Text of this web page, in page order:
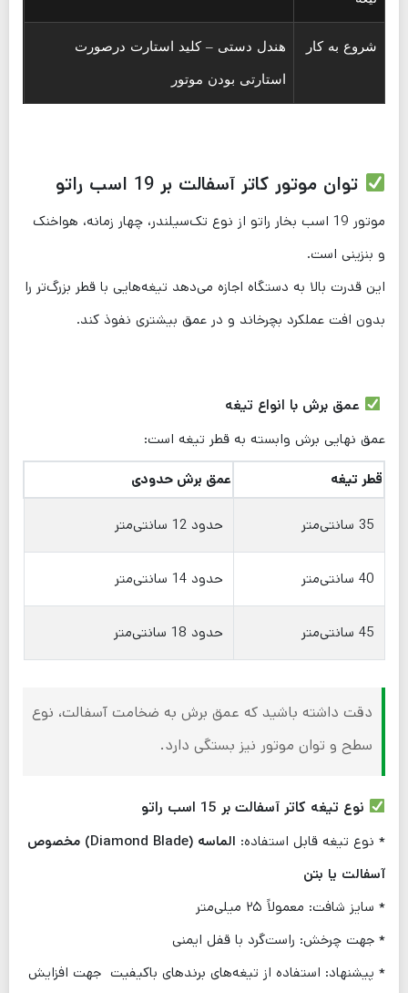
شروع به کار هندل دستی – کلید استارت درصورت
استارتی بودن موتور
توان موتور کاتر آسفالت بر 19 اسب راتو
موتور 19 اسب بخار راتو از نوع تک‌سیلندر، چهار زمانه، هواخنک
و بنزینی است.
این قدرت بالا به دستگاه اجازه می‌دهد تیغه‌هایی با قطر بزرگ‌تر را
بدون افت عملکرد بچرخاند و در عمق بیشتری نفوذ کند.
عمق برش با انواع تیغه
عمق نهایی برش وابسته به قطر تیغه است:
قطر تیغه عمق برش حدودی
35 سانتی‌متر حدود 12 سانتی‌متر
40 سانتی‌متر حدود 14 سانتی‌متر
45 سانتی‌متر حدود 18 سانتی‌متر
دقت داشته باشید که عمق برش به ضخامت آسفالت، نوع
سطح و توان موتور نیز بستگی دارد.
نوع تیغه کاتر آسفالت بر 15 اسب راتو
* نوع تیغه قابل استفاده:
الماسه (Diamond Blade) مخصوص
آسفالت یا بتن
* سایز شافت: معمولاً ۲۵ میلی‌متر
* جهت چرخش: راست‌گرد با قفل ایمنی
* پیشنهاد: استفاده از تیغه‌های برندهای باکیفیت جهت افزایش